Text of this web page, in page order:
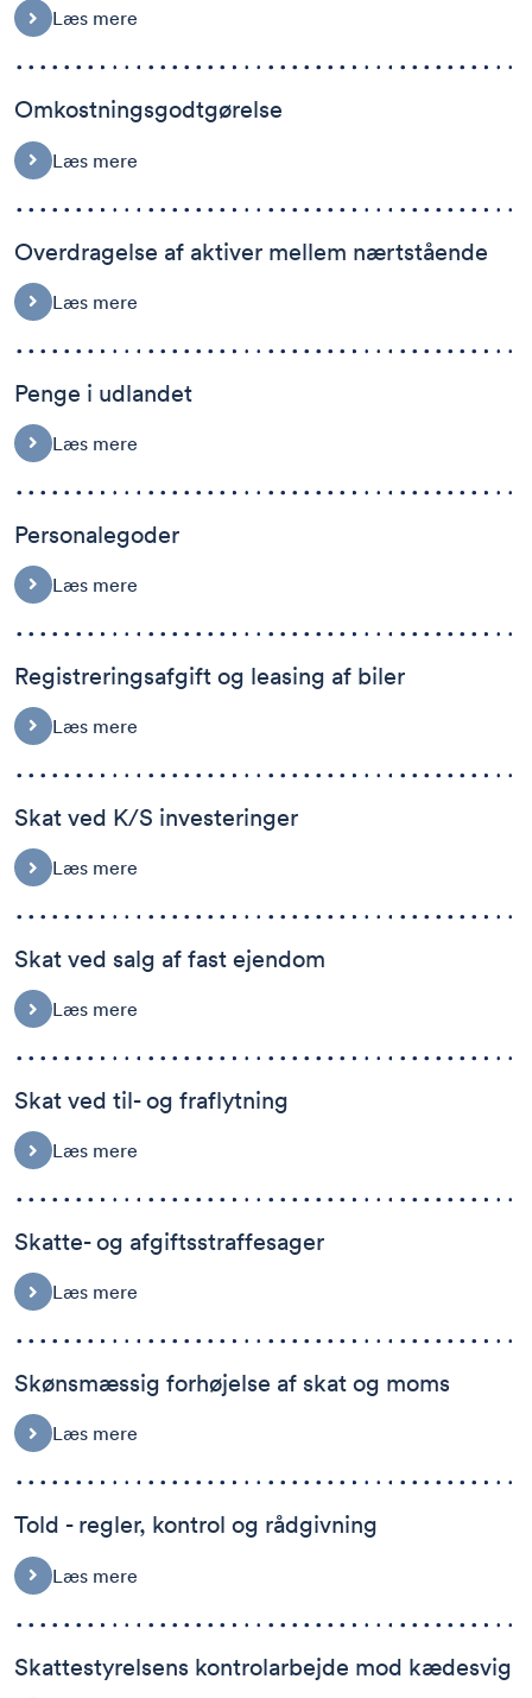
Læs mere
Omkostningsgodtgørelse
Læs mere
Overdragelse af aktiver mellem nærtstående
Læs mere
Penge i udlandet
Læs mere
Personalegoder
Læs mere
Registreringsafgift og leasing af biler
Læs mere
Skat ved K/S investeringer
Læs mere
Skat ved salg af fast ejendom
Læs mere
Skat ved til- og fraflytning
Læs mere
Skatte- og afgiftsstraffesager
Læs mere
Skønsmæssig forhøjelse af skat og moms
Læs mere
Told - regler, kontrol og rådgivning
Læs mere
Skattestyrelsens kontrolarbejde mod kædesvig